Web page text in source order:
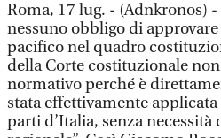
Roma, 17 lug. - (Adnkronos)
nessuno obbligo di approvare
pacifico nel quadro
della Corte costituzionale
normativo perché è
stata effettivamente
parti d’Italia, senza necessità